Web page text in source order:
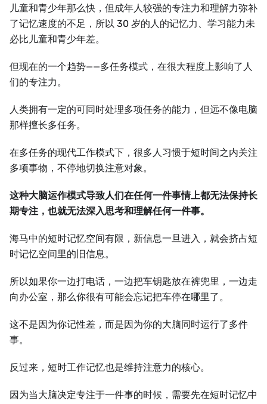
儿童和青少年那么快，但成年人较强的专注力和理解力弥补
了记忆速度的不足，所以 30 岁的人的记忆力、学习能力未
必比儿童和青少年差。
但现在的一个趋势——多任务模式，在很大程度上影响了人
们的专注力。
人类拥有一定的可同时处理多项任务的能力，但远不像电脑
那样擅长多任务。
在多任务的现代工作模式下，很多人习惯于短时间之内关注
多项事物，不停地切换注意对象。
这种大脑运作模式导致人们在任何一件事情上都无法保持长
期专注，也就无法深入思考和理解任何一件事。
海马中的短时记忆空间有限，新信息一旦进入，就会挤占短
时记忆空间里的旧信息。
所以如果你一边打电话，一边把车钥匙放在裤兜里，一边走
向办公室，那么你很有可能会忘记把车停在哪里了。
这不是因为你记性差，而是因为你的大脑同时运行了多件
事。
反过来，短时工作记忆也是维持注意力的核心。
因为当大脑决定专注于一件事的时候，需要先在短时记忆中